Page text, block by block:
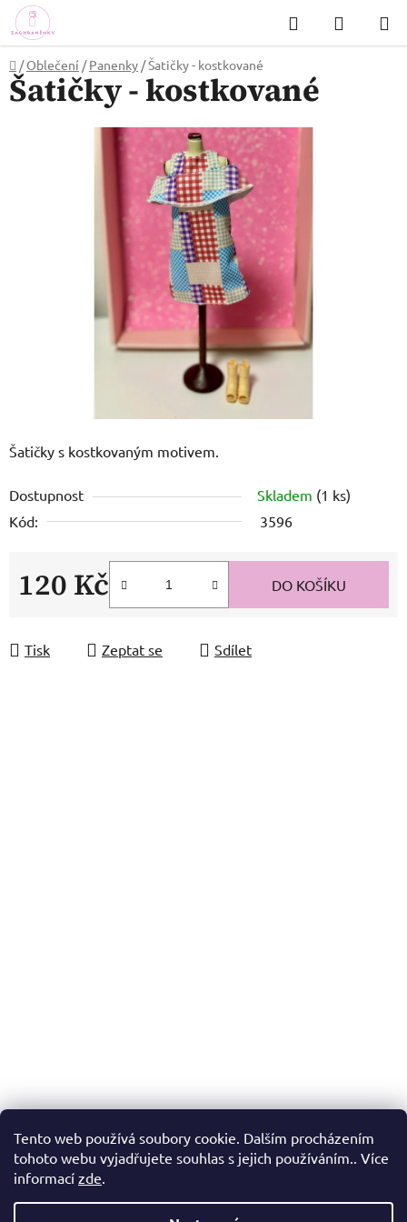
Tento web používá soubory cookie. Dalším procházením
tohoto webu vyjadřujete souhlas s jejich používáním.. Více
informací zde.
Přejít
na
obsah
Hledat
KOŠÍK
Domů
/ Oblečení / Panenky /Šatičky - kostkované
Šatičky s kostkovaným motivem.
Dostupnost Skladem (1 ks)
Kód:
3596
120 Kč DO KOŠÍKU
Tisk Zeptat se Sdílet
Šatičky - kostkované
Popis
Diskuze